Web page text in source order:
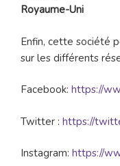
Royaume-Uni
Enfin, cette société
sur les différents
Facebook: https://
Twitter : https://
Instagram: https://